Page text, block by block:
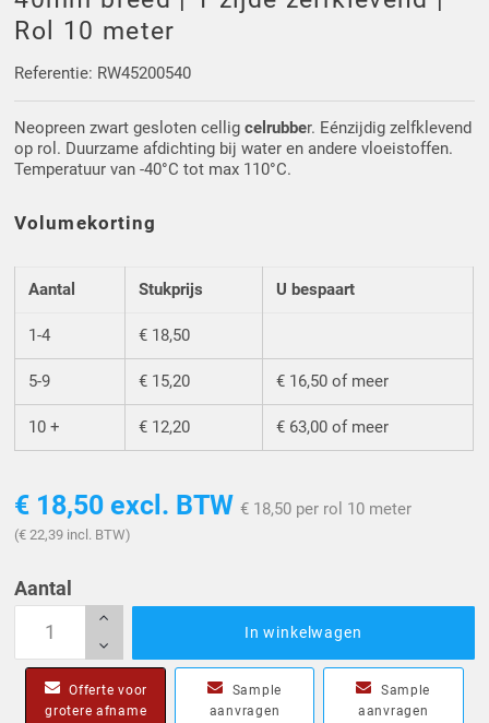
Driehoek/Wig profielen
Silicone U Profielen
Luikenpakking
Oploopprofielen
Hoekprofielen
O-ringen
Rol 10 meter
Referentie: RW45200540
Neopreen zwart gesloten celligcelrubber. Eénzijdig zelfklevend
op rol. Duurzame afdichting bij water en andere vloeistoffen.
Temperatuur van -40°C tot max 110°C.
Volumekorting
Aantal Stukprijs U bespaart
1-4 € 18,50
5-9 € 15,20 € 16,50 of meer
10 + € 12,20 € 63,00 of meer
€ 18,50 excl. BTW € 18,50 per rol 10 meter
(€ 22,39 incl. BTW)
Aantal
In winkelwagen
Offerte voor
grotere afname
Sample
aanvragen
Sample
aanvragen